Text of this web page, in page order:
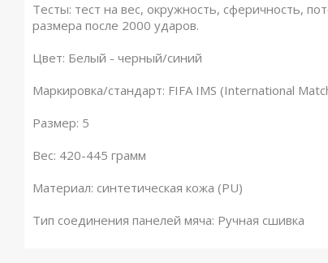
Тесты: тест на вес, окружность, сферичность,
размера после 2000 ударов.
Цвет: Белый - черный/синий
Маркировка/стандарт: FIFA IMS (International
Размер: 5
Вес: 420-445 грамм
Материал: синтетическая кожа (PU)
Тип соединения панелей мяча: Ручная сшивка